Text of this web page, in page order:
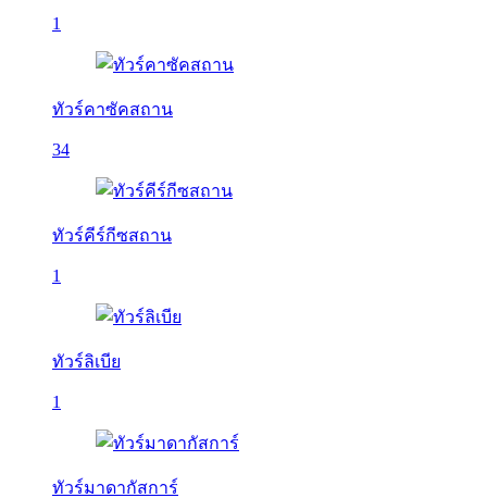
1
ทัวร์คาซัคสถาน
34
ทัวร์คีร์กีซสถาน
1
ทัวร์ลิเบีย
1
ทัวร์มาดากัสการ์